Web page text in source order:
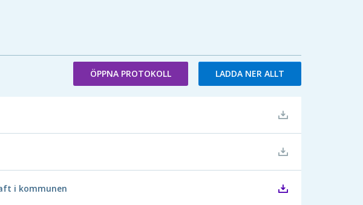
ÖPPNA PROTOKOLL LADDA NER ALLT
i kommunen